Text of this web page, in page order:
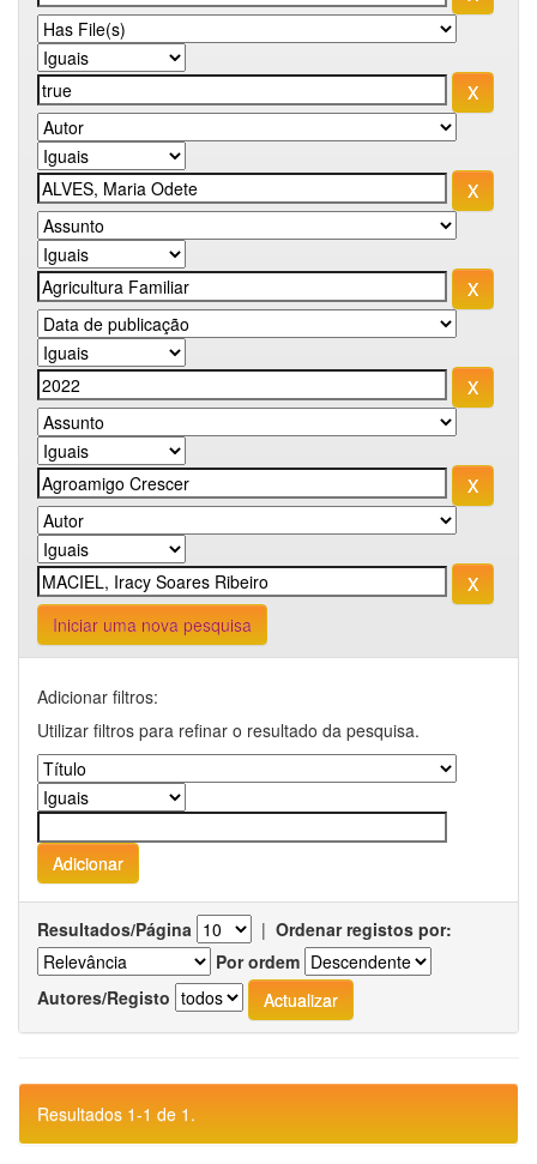
Iniciar uma nova pesquisa
Adicionar filtros:
Utilizar filtros para refinar o resultado da pesquisa.
Resultados/Página | Ordenar registos por:
Por ordem
Autores/Registo
Resultados 1-1 de 1.